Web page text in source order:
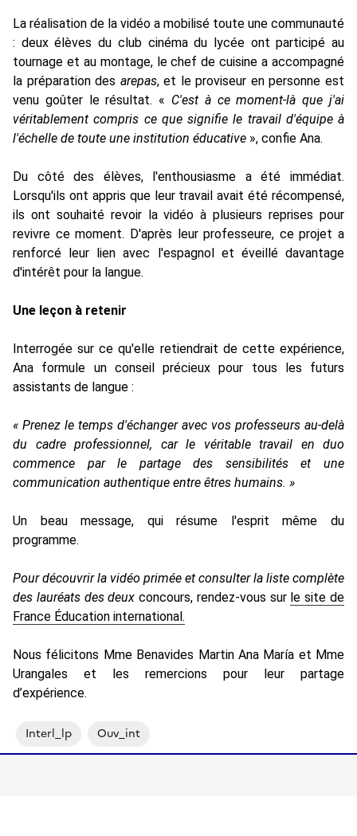
La réalisation de la vidéo a mobilisé toute une communauté
: deux élèves du club cinéma du lycée ont participé au
tournage et au montage, le chef de cuisine a accompagné
la préparation des arepas, et le proviseur en personne est
venu goûter le résultat. « C'est à ce moment-là que j'ai
véritablement compris ce que signifie le travail d'équipe à
l'échelle de toute une institution éducative », confie Ana.
Du côté des élèves, l'enthousiasme a été immédiat.
Lorsqu'ils ont appris que leur travail avait été récompensé,
ils ont souhaité revoir la vidéo à plusieurs reprises pour
revivre ce moment. D'après leur professeure, ce projet a
renforcé leur lien avec l'espagnol et éveillé davantage
d'intérêt pour la langue.
Une leçon à retenir
Interrogée sur ce qu'elle retiendrait de cette expérience,
Ana formule un conseil précieux pour tous les futurs
assistants de langue :
« Prenez le temps d'échanger avec vos professeurs au-delà
du cadre professionnel, car le véritable travail en duo
commence par le partage des sensibilités et une
communication authentique entre êtres humains. »
Un beau message, qui résume l'esprit même du
programme.
Pour découvrir la vidéo primée et consulter la liste complète
des lauréats des deuxconcours, rendez-vous sur le site de
France Éducation international.
Nous félicitons Mme Benavides Martin Ana María et Mme
Urangales et les remercions pour leur partage
d’expérience.
Interl_lp Ouv_int